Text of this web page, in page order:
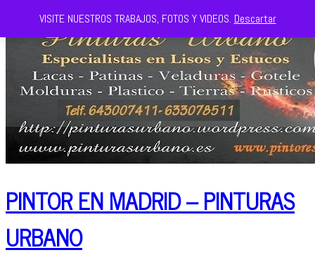
PINTOR EN MADRID – PINTURAS
URBANO
VISITE NUESTROS TRABAJOS, FOTOS Y VIDEOS. Descartar